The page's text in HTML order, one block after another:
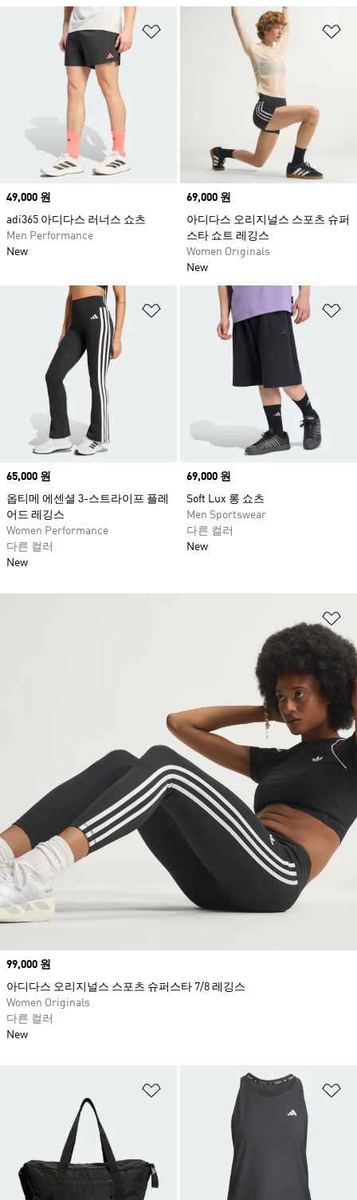
위시리스트 담기
Price
49,000 원
adi365 아디다스 러너스 쇼츠
Men Performance
New
Price
69,000 원
아디다스 오리지널스 스포츠 슈퍼
스타 쇼트 레깅스
Women Originals
New
위시리스트 담기
Price
65,000 원
옵티메 에센셜 3-스트라이프 플레
어드 레깅스
Women Performance
다른 컬러
New
Price
69,000 원
Soft Lux 롱 쇼츠
Men Sportswear
다른 컬러
New
위시리스트 담기
Price
99,000 원
아디다스 오리지널스 스포츠 슈퍼스타 7/8 레깅스
Women Originals
다른 컬러
New